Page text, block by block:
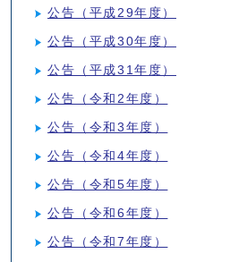
公告（平成29年度）
公告（平成30年度）
公告（平成31年度）
公告（令和2年度）
公告（令和3年度）
公告（令和4年度）
公告（令和5年度）
公告（令和6年度）
公告（令和7年度）